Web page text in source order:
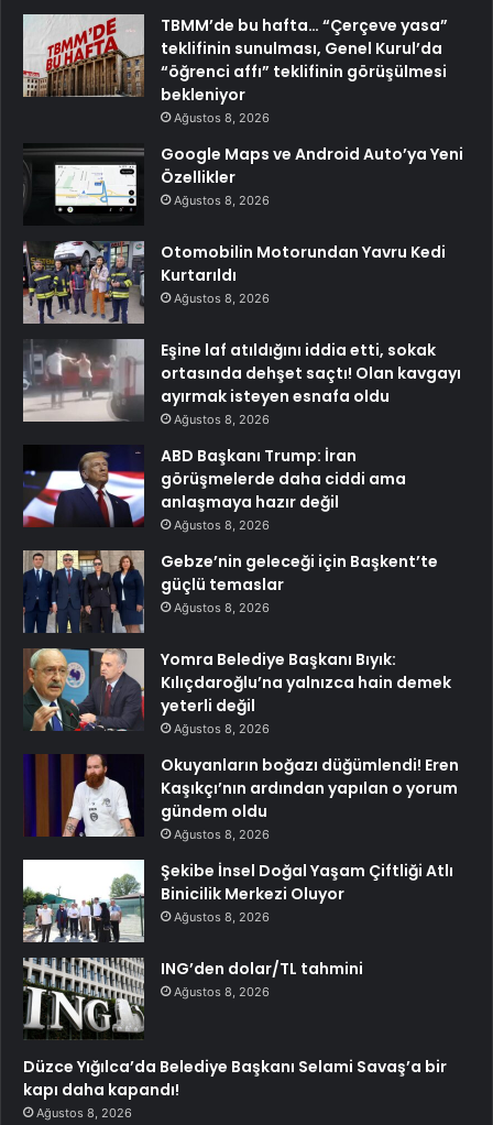
TBMM’de bu hafta… “Çerçeve yasa”
teklifinin sunulması, Genel Kurul’da
“öğrenci affı” teklifinin görüşülmesi
bekleniyor
Ağustos 8, 2026
Google Maps ve Android Auto’ya Yeni
Özellikler
Ağustos 8, 2026
Otomobilin Motorundan Yavru Kedi
Kurtarıldı
Ağustos 8, 2026
Eşine laf atıldığını iddia etti, sokak
ortasında dehşet saçtı! Olan kavgayı
ayırmak isteyen esnafa oldu
Ağustos 8, 2026
ABD Başkanı Trump: İran
görüşmelerde daha ciddi ama
anlaşmaya hazır değil
Ağustos 8, 2026
Gebze’nin geleceği için Başkent’te
güçlü temaslar
Ağustos 8, 2026
Yomra Belediye Başkanı Bıyık:
Kılıçdaroğlu’na yalnızca hain demek
yeterli değil
Ağustos 8, 2026
Okuyanların boğazı düğümlendi! Eren
Kaşıkçı’nın ardından yapılan o yorum
gündem oldu
Ağustos 8, 2026
Şekibe İnsel Doğal Yaşam Çiftliği Atlı
Binicilik Merkezi Oluyor
Ağustos 8, 2026
ING’den dolar/TL tahmini
Ağustos 8, 2026
Düzce Yığılca’da Belediye Başkanı Selami Savaş’a bir
kapı daha kapandı!
Ağustos 8, 2026